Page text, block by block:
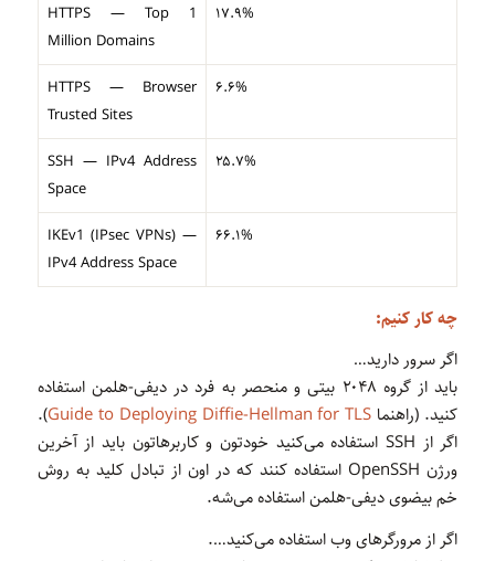
HTTPS — Top 1
Million Domains
۱۷.۹%
HTTPS — Browser
Trusted Sites
۶.۶%
SSH — IPv4 Address
Space
۲۵.۷%
IKEv1 (IPsec VPNs) —
IPv4 Address Space
۶۶.۱%
چه کار کنیم:
اگر سرور دارید…
باید از گروه ۲۰۴۸ بیتی و منحصر به فرد در دیفی-هلمن استفاده
کنید. (راهنما Guide to Deploying Diffie-Hellman for TLS
).
اگر از SSH استفاده می‌کنید خودتون و کاربرهاتون باید از آخرین
ورژن OpenSSH استفاده کنند که در اون از تبادل کلید به روش
خم بیضوی دیفی-هلمن استفاده می‌شه.
اگر از مرورگرهای وب استفاده می‌کنید….